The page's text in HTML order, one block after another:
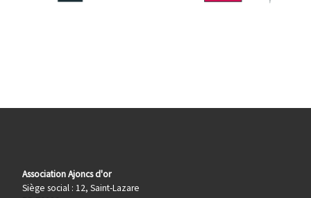
Association Ajoncs d'or
Siège social : 12, Saint-Lazare